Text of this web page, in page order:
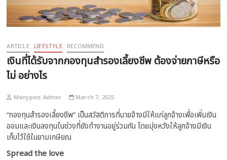
ARTICLE LIFESTYLE RECOMMEND
เงินที่ได้รับจากกองทุนสำรองเลี้ยงชีพ ต้องจ่ายภาษีหรือ
ไม่ อย่างไร
Manypins Admin March 7, 2025
“กองทุนสำรองเลี้ยงชีพ” เป็นสวัสดิการที่นายจ้างมีให้แก่ลูกจ้างเพื่อเพิ่มเงิน
ออมและเงินลงทุนในช่วงที่ยังทำงานอยู่ร่วมกัน โดยมุ่งหวังให้ลูกจ้างมีเงิน
เก็บไว้ใช้ในยามเกษียณ
Spread the love